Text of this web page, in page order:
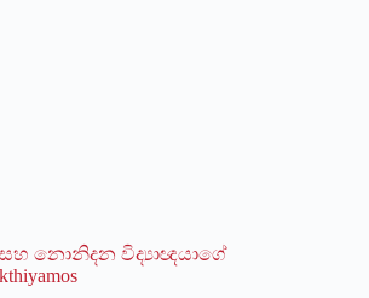
නොනිදන විද්‍යාඥයාගේ